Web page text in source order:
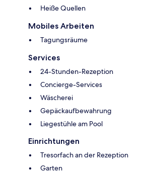
Heiße Quellen
Mobiles Arbeiten
Tagungsräume
Services
24-Stunden-Rezeption
Concierge-Services
Wäscherei
Gepäckaufbewahrung
Liegestühle am Pool
Einrichtungen
Tresorfach an der Rezeption
Garten